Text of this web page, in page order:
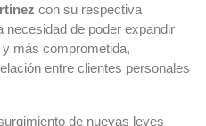
con su respectiva
necesidad de poder expandir
más comprometida,
entre clientes personales
de nuevas leyes